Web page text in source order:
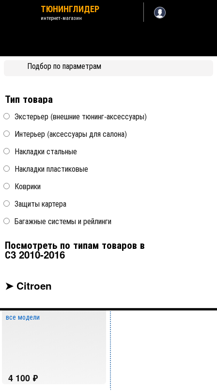
ТЮНИНГЛИДЕР
интернет-магазин
Назад /
Подбор по параметрам
Тип товара
Экстерьер (внешние тюнинг-аксессуары)
Интерьер (аксессуары для салона)
Накладки стальные
Накладки пластиковые
Коврики
Защиты картера
Багажные системы и рейлинги
Посмотреть по типам товаров в
С3 2010-2016
➤ Citroen
Сумка Kagu в багажник
все модели
Сумка Kagu в багажник
Сумка Kagu в багажник
твист (с повортными
все модели